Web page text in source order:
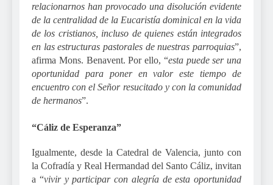
relacionarnos han provocado una disolución evidente
de la centralidad de la Eucaristía dominical en la vida
de los cristianos, incluso de quienes están integrados
en las estructuras pastorales de nuestras parroquias”,
afirma Mons. Benavent. Por ello, “esta puede ser una
oportunidad para poner en valor este tiempo de
encuentro con el Señor resucitado y con la comunidad
de hermanos”.
“Cáliz de Esperanza”
Igualmente, desde la Catedral de Valencia, junto con
la Cofradía y Real Hermandad del Santo Cáliz, invitan
a “vivir y participar con alegría de esta oportunidad